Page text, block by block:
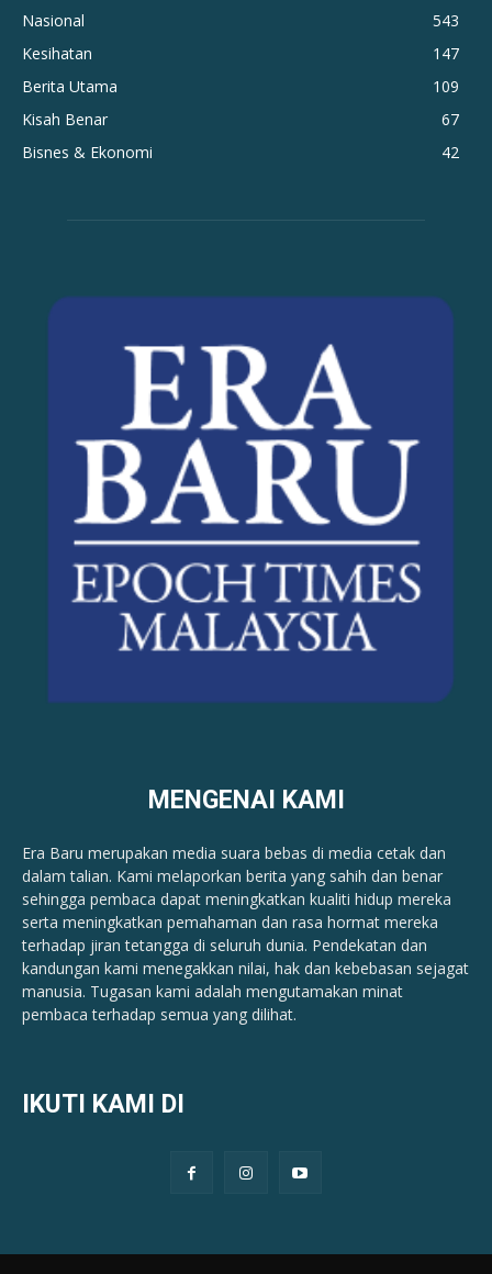
Nasional
543
Kesihatan
147
Berita Utama
109
Kisah Benar
67
Bisnes & Ekonomi
42
MENGENAI KAMI
Era Baru merupakan media suara bebas di media cetak dan
dalam talian. Kami melaporkan berita yang sahih dan benar ​​
sehingga pembaca dapat meningkatkan kualiti hidup mereka
serta meningkatkan pemahaman dan rasa hormat mereka
terhadap jiran tetangga di seluruh dunia. Pendekatan dan
kandungan kami menegakkan nilai, hak dan kebebasan sejagat
manusia. Tugasan kami adalah mengutamakan minat
pembaca terhadap semua yang dilihat.
IKUTI KAMI DI